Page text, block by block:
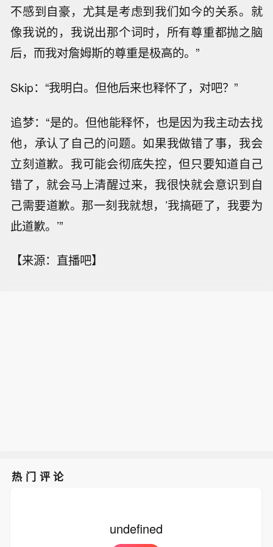
不感到自豪，尤其是考虑到我们如今的关系。就
像我说的，我说出那个词时，所有尊重都抛之脑
后，而我对詹姆斯的尊重是极高的。”
Skip：“我明白。但他后来也释怀了，对吧？”
追梦：“是的。但他能释怀，也是因为我主动去找
他，承认了自己的问题。如果我做错了事，我会
立刻道歉。我可能会彻底失控，但只要知道自己
错了，就会马上清醒过来，我很快就会意识到自
己需要道歉。那一刻我就想，’我搞砸了，我要为
此道歉。’”
【来源：直播吧】
热门评论
undefined